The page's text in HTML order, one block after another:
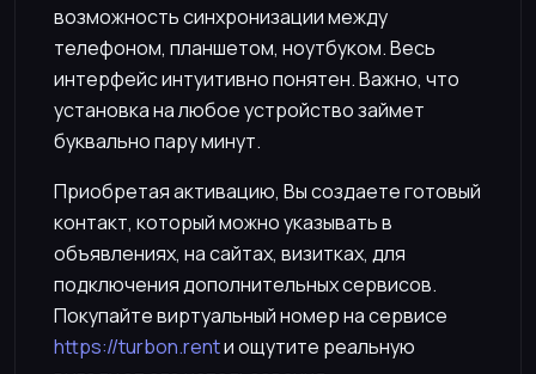
возможность синхронизации между
телефоном, планшетом, ноутбуком. Весь
интерфейс интуитивно понятен. Важно, что
установка на любое устройство займет
буквально пару минут.
Приобретая активацию, Вы создаете готовый
контакт, который можно указывать в
объявлениях, на сайтах, визитках, для
подключения дополнительных сервисов.
Покупайте виртуальный номер на сервисе
https://turbon.rentи ощутите реальную